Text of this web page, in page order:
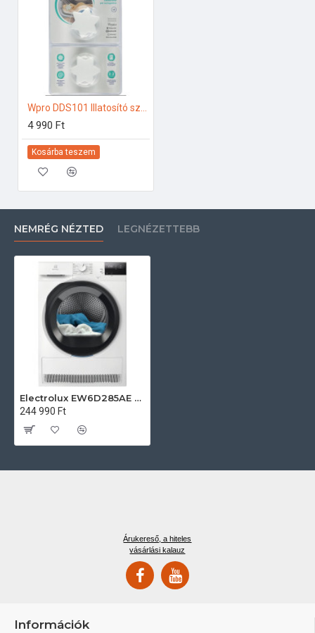
4 990 Ft
Kosárba teszem
NEMRÉG NÉZTED LEGNÉZETTEBB
Electrolux EW6D285AE Hőszivattyús szárítógép
244 990 Ft
Árukereső, a hiteles
vásárlási kalauz
Információk